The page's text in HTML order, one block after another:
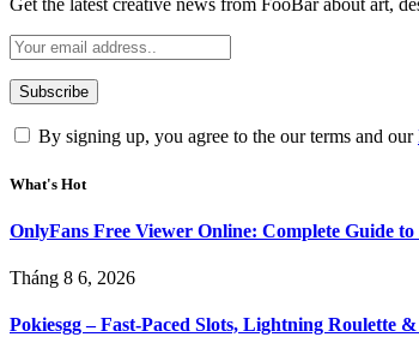
Get the latest creative news from FooBar about art,
By signing up, you agree to the our terms and our
What's Hot
OnlyFans Free Viewer Online: Complete Guide to
Tháng 8 6, 2026
Pokiesgg – Fast‑Paced Slots, Lightning Roulette